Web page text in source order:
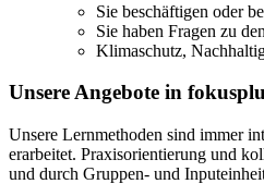
Sie beschäftigen oder
Sie haben Fragen zu
Klimaschutz,
Unsere Angebote in
Unsere Lernmethoden sind immer
erarbeitet. Praxisorientierung und
und durch Gruppen- und